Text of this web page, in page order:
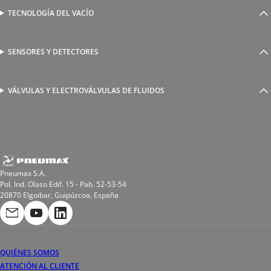
Válvulas complementarias
Racores rápidos
Reguladores de caudal
Racores para soldadura
TECNOLOGÍA DEL VACÍO
Ventosas
Válvulas y electroválvulas
SENSORES Y DETECTORES
Detectores magnéticos
VÁLVULAS Y ELECTROVÁLVULAS DE FLUIDOS
Electroválvulas de acción directa
Bobinas
Pneumax S.A.
Pol. Ind. Olaso Edif. 15 - Pab. 52-53-54
20870 Elgoibar, Guipúzcoa, España
QUIÉNES SOMOS
ATENCIÓN AL CLIENTE